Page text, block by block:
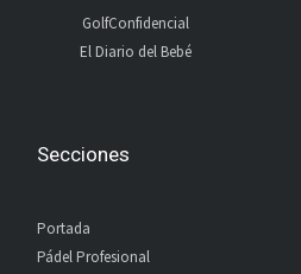
GolfConfidencial
El Diario del Bebé
Secciones
Portada
Pádel Profesional